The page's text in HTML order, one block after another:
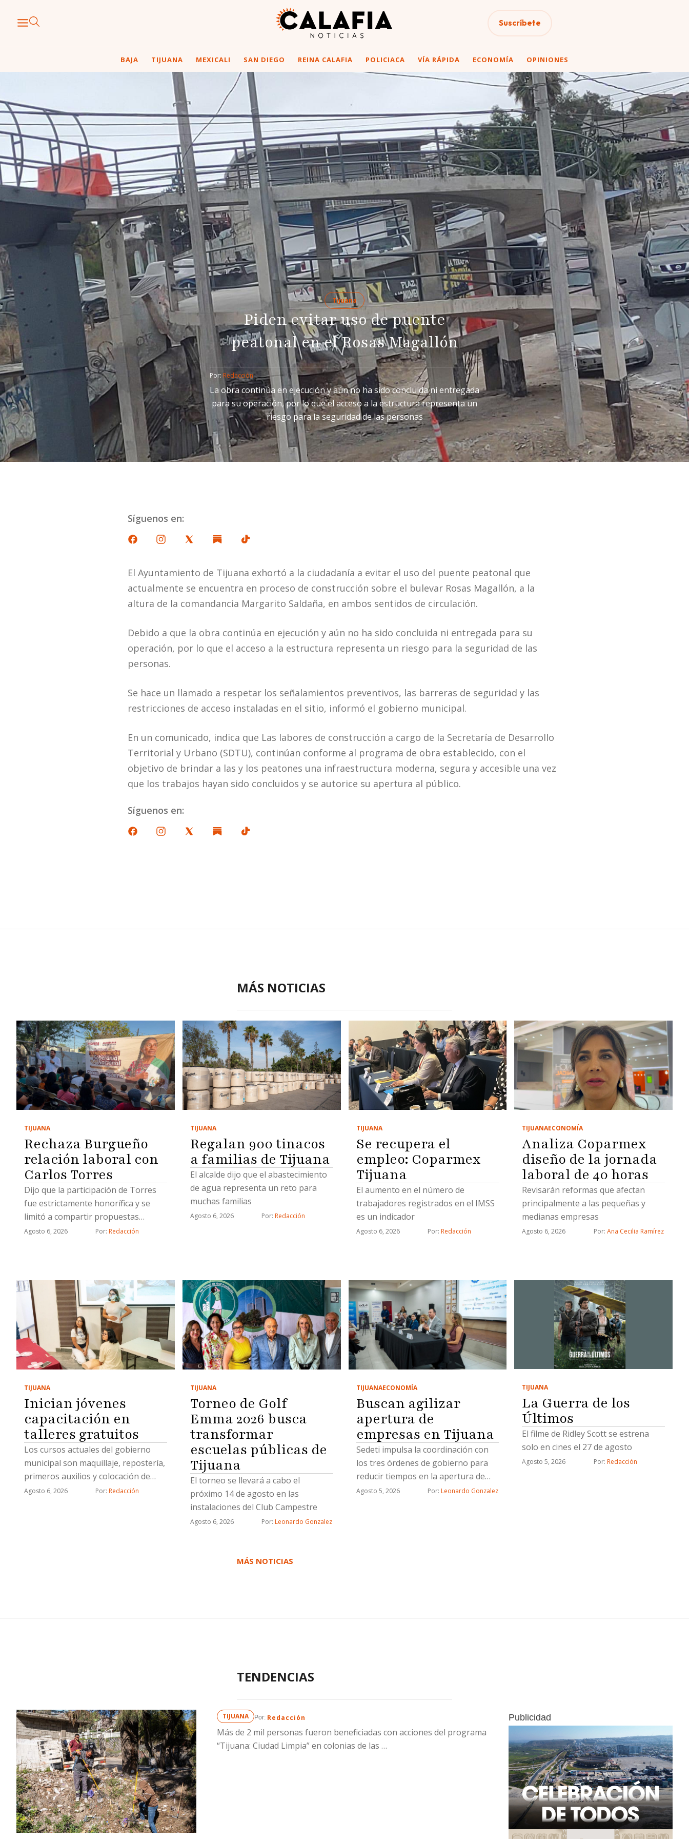
Suscríbete
BAJA TIJUANA MEXICALI SAN DIEGO REINA CALAFIA POLICIACA VÍA RÁPIDA ECONOMÍA OPINIONES
Tijuana
Piden evitar uso de puente
peatonal en el Rosas Magallón
Por: Redacción
La obra continúa en ejecución y aún no ha sido concluida ni entregada
para su operación, por lo que el acceso a la estructura representa un
riesgo para la seguridad de las personas
Síguenos en:
El Ayuntamiento de Tijuana exhortó a la ciudadanía a evitar el uso del puente peatonal que
actualmente se encuentra en proceso de construcción sobre el bulevar Rosas Magallón, a la
altura de la comandancia Margarito Saldaña, en ambos sentidos de circulación.
Debido a que la obra continúa en ejecución y aún no ha sido concluida ni entregada para su
operación, por lo que el acceso a la estructura representa un riesgo para la seguridad de las
personas.
Se hace un llamado a respetar los señalamientos preventivos, las barreras de seguridad y las
restricciones de acceso instaladas en el sitio, informó el gobierno municipal.
En un comunicado, indica que Las labores de construcción a cargo de la Secretaría de Desarrollo
Territorial y Urbano (SDTU), continúan conforme al programa de obra establecido, con el
objetivo de brindar a las y los peatones una infraestructura moderna, segura y accesible una vez
que los trabajos hayan sido concluidos y se autorice su apertura al público.
Síguenos en:
MÁS NOTICIAS
TIJUANA
Rechaza Burgueño
relación laboral con
Carlos Torres
Dijo que la participación de Torres
fue estrictamente honorífica y se
limitó a compartir propuestas
relacionadas con proyectos
Agosto 6, 2026 Por: Redacción
TIJUANA
Regalan 900 tinacos
a familias de Tijuana
El alcalde dijo que el abastecimiento
de agua representa un reto para
muchas familias
Agosto 6, 2026 Por: Redacción
TIJUANA
Se recupera el
empleo: Coparmex
Tijuana
El aumento en el número de
trabajadores registrados en el IMSS
es un indicador
Agosto 6, 2026 Por: Redacción
TIJUANAECONOMÍA
Analiza Coparmex
diseño de la jornada
laboral de 40 horas
Revisarán reformas que afectan
principalmente a las pequeñas y
medianas empresas
Agosto 6, 2026 Por: Ana Cecilia Ramírez
TIJUANA
Inician jóvenes
capacitación en
talleres gratuitos
Los cursos actuales del gobierno
municipal son maquillaje, repostería,
primeros auxilios y colocación de
uñas acrílicas
Agosto 6, 2026 Por: Redacción
TIJUANA
Torneo de Golf
Emma 2026 busca
transformar
escuelas públicas de
Tijuana
El torneo se llevará a cabo el
próximo 14 de agosto en las
instalaciones del Club Campestre
Agosto 6, 2026 Por: Leonardo Gonzalez
TIJUANAECONOMÍA
Buscan agilizar
apertura de
empresas en Tijuana
Sedeti impulsa la coordinación con
los tres órdenes de gobierno para
reducir tiempos en la apertura de
nuevos negocios
Agosto 5, 2026 Por: Leonardo Gonzalez
TIJUANA
La Guerra de los
Últimos
El filme de Ridley Scott se estrena
solo en cines el 27 de agosto
Agosto 5, 2026 Por: Redacción
MÁS NOTICIAS
TENDENCIAS
TIJUANA Por: Redacción
Más de 2 mil personas fueron beneficiadas con acciones del programa
“Tijuana: Ciudad Limpia” en colonias de las …
Publicidad